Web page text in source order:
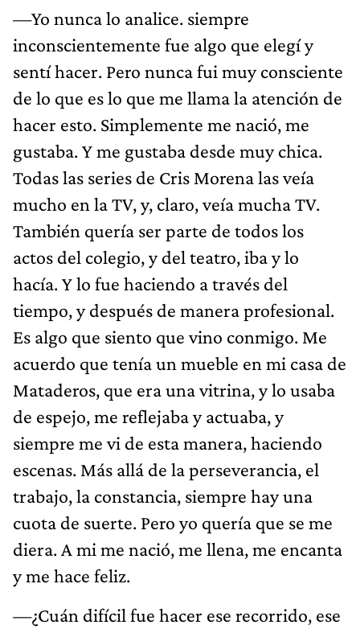
—Yo nunca lo analice. siempre
inconscientemente fue algo que elegí y
sentí hacer. Pero nunca fui muy consciente
de lo que es lo que me llama la atención de
hacer esto. Simplemente me nació, me
gustaba. Y me gustaba desde muy chica.
Todas las series de Cris Morena las veía
mucho en la TV, y, claro, veía mucha TV.
También quería ser parte de todos los
actos del colegio, y del teatro, iba y lo
hacía. Y lo fue haciendo a través del
tiempo, y después de manera profesional.
Es algo que siento que vino conmigo. Me
acuerdo que tenía un mueble en mi casa de
Mataderos, que era una vitrina, y lo usaba
de espejo, me reflejaba y actuaba, y
siempre me vi de esta manera, haciendo
escenas. Más allá de la perseverancia, el
trabajo, la constancia, siempre hay una
cuota de suerte. Pero yo quería que se me
diera. A mi me nació, me llena, me encanta
y me hace feliz.
—¿Cuán difícil fue hacer ese recorrido, ese